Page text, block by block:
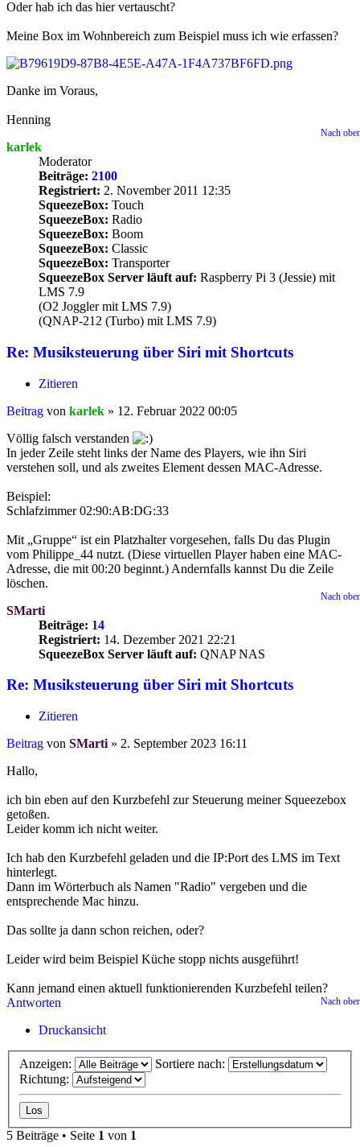
Oder hab ich das hier vertauscht?
Meine Box im Wohnbereich zum Beispiel muss ich wie erfassen?
Danke im Voraus,
Henning
Nach
karlek
Moderator
Beiträge: 2100
Registriert: 2. November 2011 12:35
SqueezeBox: Touch
SqueezeBox: Radio
SqueezeBox: Boom
SqueezeBox: Classic
SqueezeBox: Transporter
SqueezeBox Server läuft auf: Raspberry Pi 3 (Jessie) mit
LMS 7.9
(O2 Joggler mit LMS 7.9)
(QNAP-212 (Turbo) mit LMS 7.9)
Re: Musiksteuerung über Siri mit Shortcuts
Zitieren
Beitrag von karlek » 12. Februar 2022 00:05
Völlig falsch verstanden
In jeder Zeile steht links der Name des Players, wie ihn Siri
verstehen soll, und als zweites Element dessen MAC-Adresse.
Beispiel:
Schlafzimmer 02:90:AB:DG:33
Mit „Gruppe“ ist ein Platzhalter vorgesehen, falls Du das Plugin
vom Philippe_44 nutzt. (Diese virtuellen Player haben eine MAC-
Adresse, die mit 00:20 beginnt.) Andernfalls kannst Du die Zeile
löschen.
Nach
SMarti
Beiträge: 14
Registriert: 14. Dezember 2021 22:21
SqueezeBox Server läuft auf: QNAP NAS
Re: Musiksteuerung über Siri mit Shortcuts
Zitieren
Beitrag von SMarti » 2. September 2023 16:11
Hallo,
ich bin eben auf den Kurzbefehl zur Steuerung meiner Squeezebox
getoßen.
Leider komm ich nicht weiter.
Ich hab den Kurzbefehl geladen und die IP:Port des LMS im Text
hinterlegt.
Dann im Wörterbuch als Namen "Radio" vergeben und die
entsprechende Mac hinzu.
Das sollte ja dann schon reichen, oder?
Leider wird beim Beispiel Küche stopp nichts ausgeführt!
Kann jemand einen aktuell funktionierenden Kurzbefehl teilen?
Nach
Antworten
Druckansicht
Anzeigen:
Sortiere nach:
Richtung:
5 Beiträge • Seite 1 von 1